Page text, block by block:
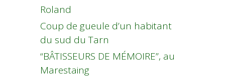
Roland
Coup de gueule d’un habitant
du sud du Tarn
“BÂTISSEURS DE MÉMOIRE”, au
Marestaing